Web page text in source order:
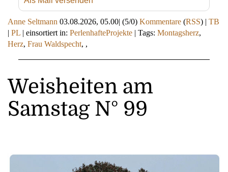
Anne Seltmann 03.08.2026, 05.00| (5/0) Kommentare (RSS) | TB
| PL | einsortiert in: PerlenhafteProjekte | Tags: Montagsherz,
Herz, Frau Waldspecht, ,
Weisheiten am
Samstag N° 99